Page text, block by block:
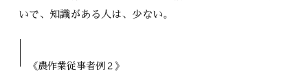
いで、知識がある人は、少ない。
《農作業従事者例２》